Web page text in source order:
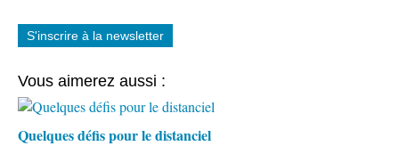
S'inscrire à la newsletter
Vous aimerez aussi :
Quelques défis pour le distanciel